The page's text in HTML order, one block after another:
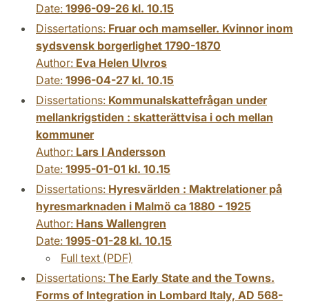
Date: 1996-09-26 kl. 10.15
Dissertations: Fruar och mamseller. Kvinnor inom
sydsvensk borgerlighet 1790-1870
Author: Eva Helen Ulvros
Date: 1996-04-27 kl. 10.15
Dissertations: Kommunalskattefrågan under
mellankrigstiden : skatterättvisa i och mellan
kommuner
Author: Lars I Andersson
Date: 1995-01-01 kl. 10.15
Dissertations: Hyresvärlden : Maktrelationer på
hyresmarknaden i Malmö ca 1880 - 1925
Author: Hans Wallengren
Date: 1995-01-28 kl. 10.15
Full text (PDF)
Dissertations: The Early State and the Towns.
Forms of Integration in Lombard Italy, AD 568-